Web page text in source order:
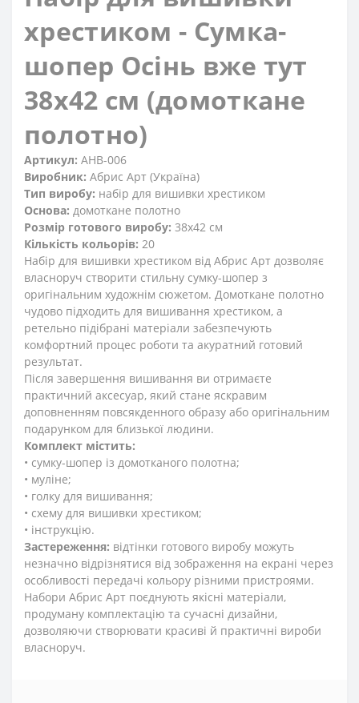
хрестиком - Сумка-
шопер Осінь вже тут
38x42 см (домоткане
полотно)
Артикул: AHB-006
Виробник: Абрис Арт (Україна)
Тип виробу: набір для вишивки хрестиком
Основа: домоткане полотно
Розмір готового виробу: 38x42 см
Кількість кольорів: 20
Набір для вишивки хрестиком від Абрис Арт дозволяє
власноруч створити стильну сумку-шопер з
оригінальним художнім сюжетом. Домоткане полотно
чудово підходить для вишивання хрестиком, а
ретельно підібрані матеріали забезпечують
комфортний процес роботи та акуратний готовий
результат.
Після завершення вишивання ви отримаєте
практичний аксесуар, який стане яскравим
доповненням повсякденного образу або оригінальним
подарунком для близької людини.
Комплект містить:
• сумку-шопер із домотканого полотна;
• муліне;
• голку для вишивання;
• схему для вишивки хрестиком;
• інструкцію.
Застереження: відтінки готового виробу можуть
незначно відрізнятися від зображення на екрані через
особливості передачі кольору різними пристроями.
Набори Абрис Арт поєднують якісні матеріали,
продуману комплектацію та сучасні дизайни,
дозволяючи створювати красиві й практичні вироби
власноруч.